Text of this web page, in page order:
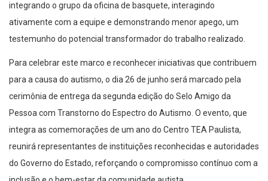
integrando o grupo da oficina de basquete, interagindo
ativamente com a equipe e demonstrando menor apego, um
testemunho do potencial transformador do trabalho realizado.
Para celebrar este marco e reconhecer iniciativas que contribuem
para a causa do autismo, o dia 26 de junho será marcado pela
cerimônia de entrega da segunda edição do Selo Amigo da
Pessoa com Transtorno do Espectro do Autismo. O evento, que
integra as comemorações de um ano do Centro TEA Paulista,
reunirá representantes de instituições reconhecidas e autoridades
do Governo do Estado, reforçando o compromisso contínuo com a